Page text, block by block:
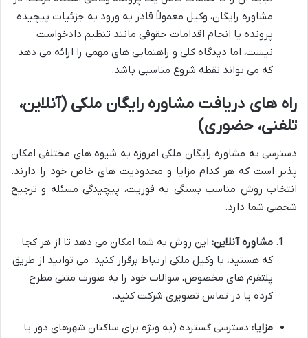
مشاوره رایگان، وکیل معمولاً قادر به ورود به جزئیات پیچیده
پرونده یا انجام اقدامات حقوقی مانند تنظیم دادخواست
نیست، اما دیدگاه کلی و راهنمایی های مهمی را ارائه می دهد
که می تواند نقطه شروع مناسبی باشد.
راه های دریافت مشاوره رایگان ملکی (آنلاین،
تلفنی، حضوری)
دسترسی به مشاوره رایگان ملکی امروزه به شیوه های مختلفی امکان
پذیر است که هر کدام مزایا و محدودیت های خاص خود را دارند.
انتخاب روش مناسب بستگی به فوریت، پیچیدگی مسئله و ترجیح
شخصی شما دارد.
مشاوره آنلاین: این روش به شما امکان می دهد تا از هر کجا
که هستید، با وکیل ملکی ارتباط برقرار کنید. می توانید از طریق
پلتفرم های مخصوص، سوالات خود را به صورت متنی مطرح
کرده یا در تماس تصویری شرکت کنید.
مزایا: دسترسی گسترده (به ویژه برای ساکنان شهرهای دور یا